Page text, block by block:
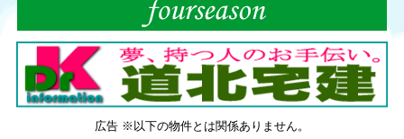
広告 ※以下の物件とは関係ありません。